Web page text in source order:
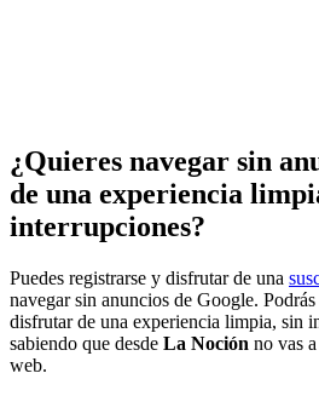
¿Quieres navegar sin
de una experiencia
interrupciones?
Puedes registrarse y disfrutar de una
navegar sin anuncios de Google. Podrás
disfrutar de una experiencia limpia, sin
sabiendo que desde La Noción no vas
web.